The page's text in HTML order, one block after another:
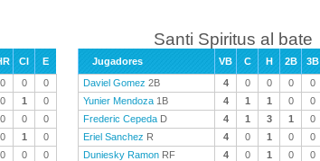
CI
E
0 0
0
0 1
0
0 0
0
0 1
0
0 0
0
Santi Spiritus al bate
Jugadores VB C H 2B 3B
Daviel Gomez 2B 4 0 0 0 0
Yunier Mendoza 1B 4 1 1 0 0
Frederic Cepeda D 4 1 3 1 0
Eriel Sanchez R 4 0 1 0 0
Duniesky Ramon RF 4 0 1 0 0